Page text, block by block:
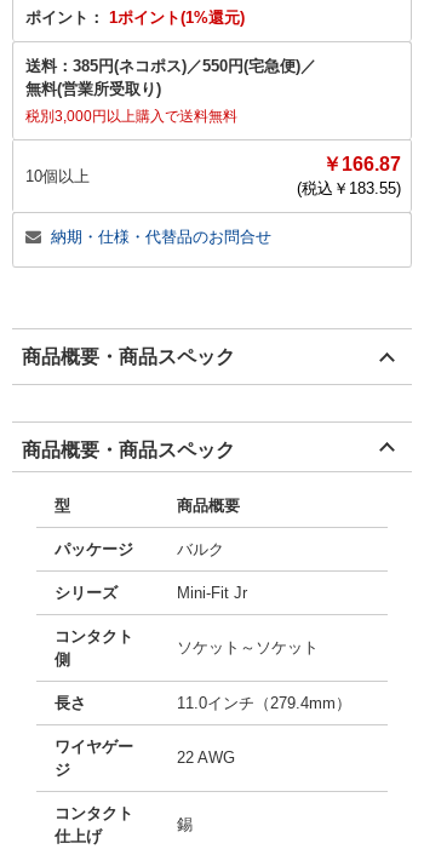
ポイント： 1ポイント(1%還元)
送料： 385円(ネコポス)／550円(宅急便)／
無料(営業所受取り)
税別3,000円以上購入で送料無料
10個以上
￥166.87
(税込￥ 183.55)
納期・仕様・代替品のお問合せ
商品概要・商品スペック
商品概要・商品スペック
型 商品概要
パッケージ バルク
シリーズ Mini-Fit Jr
コンタクト
側
ソケット～ソケット
長さ 11.0インチ（279.4mm）
ワイヤゲー
ジ
22 AWG
コンタクト
仕上げ
錫